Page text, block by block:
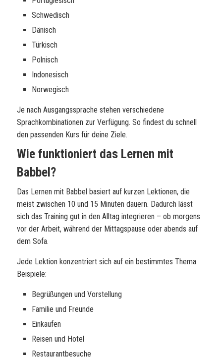
Schwedisch
Dänisch
Türkisch
Polnisch
Indonesisch
Norwegisch
Je nach Ausgangssprache stehen verschiedene
Sprachkombinationen zur Verfügung. So findest du schnell
den passenden Kurs für deine Ziele.
Wie funktioniert das Lernen mit
Babbel?
Das Lernen mit Babbel basiert auf kurzen Lektionen, die
meist zwischen 10 und 15 Minuten dauern. Dadurch lässt
sich das Training gut in den Alltag integrieren – ob morgens
vor der Arbeit, während der Mittagspause oder abends auf
dem Sofa.
Jede Lektion konzentriert sich auf ein bestimmtes Thema.
Beispiele:
Begrüßungen und Vorstellung
Familie und Freunde
Einkaufen
Reisen und Hotel
Restaurantbesuche